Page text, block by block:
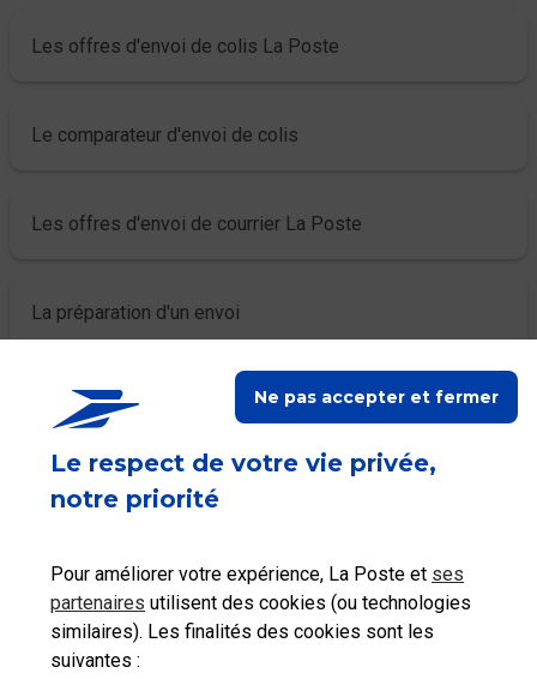
Le respect de votre vie privée,
notre priorité
Pour améliorer votre expérience, La Poste et ses
partenaires utilisent des cookies (ou technologies
similaires). Les finalités des cookies sont les
suivantes :
Ne pas accepter et fermer
Les offres d'envoi de colis La Poste
Le comparateur d'envoi de colis
Les offres d'envoi de courrier La Poste
La préparation d'un envoi
Le dépôt ou la collecte d'un envoi
Ceci peut vous aider
Consulter les tarifs